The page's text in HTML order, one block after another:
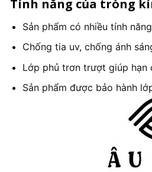
Tính năng của tròng
Sản phẩm có nhiều tính
Chống tia uv, chống ánh
Lớp phủ trơn trượt giúp hạn
Sản phẩm được bảo hành